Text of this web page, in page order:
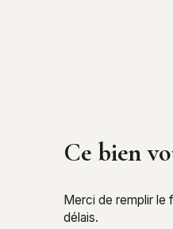
Ce bien
Merci de remplir le
délais.